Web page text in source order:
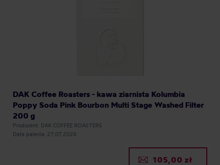
DAK Coffee Roasters - kawa ziarnista Kolumbia
Poppy Soda Pink Bourbon Multi Stage Washed Filter
200 g
Producent: DAK COFFEE ROASTERS
Data palenia: 27.07.2026
105,00 zł